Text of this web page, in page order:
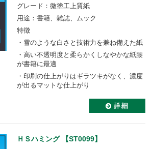
グレード：微塗工上質紙
用途：書籍、雑誌、ムック
特徴
・雪のような白さと技術力を兼ね備えた紙
・高い不透明度と柔らかくしなやかな紙腰
が書籍に最適
・印刷の仕上がりはギラツキがなく、濃度
が出るマットな仕上がり
ＨＳハミング 【ST0099】